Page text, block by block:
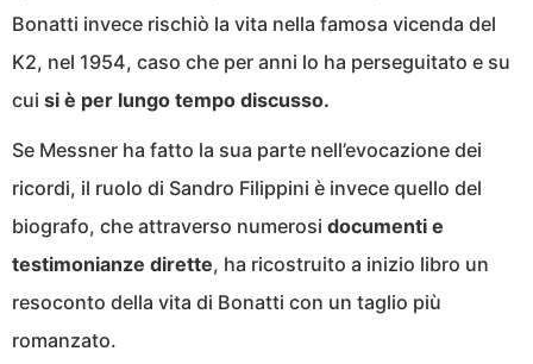
Bonatti invece rischiò la vita nella famosa vicenda del
K2, nel 1954, caso che per anni lo ha perseguitato e su
cui si è per lungo tempo discusso.
Se Messner ha fatto la sua parte nell’evocazione dei
ricordi, il ruolo di Sandro Filippini è invece quello del
biografo, che attraverso numerosi documenti e
testimonianze dirette, ha ricostruito a inizio libro un
resoconto della vita di Bonatti con un taglio più
romanzato.